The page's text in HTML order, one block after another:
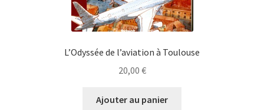
L’Odyssée de l’aviation à Toulouse
20,00 €
Ajouter au panier